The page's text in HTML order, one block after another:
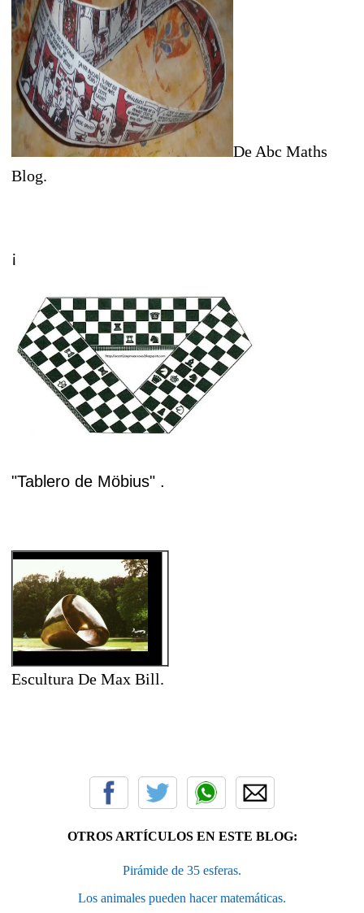
De Abc Maths
Blog.
¡
"Tablero de Möbius" .
Escultura De Max Bill.
OTROS ARTÍCULOS EN ESTE BLOG:
Pirámide de 35 esferas.
Los animales pueden hacer matemáticas.